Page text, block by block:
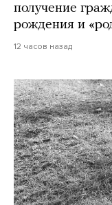
получение
рождения и
12 часов назад